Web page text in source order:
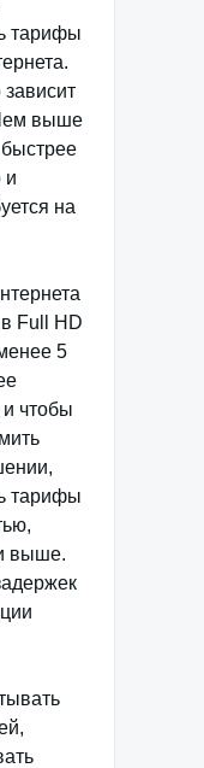
тарифы
зависит
выше
быстрее
и
на
Full HD
5
чтобы
тарифы
выше.